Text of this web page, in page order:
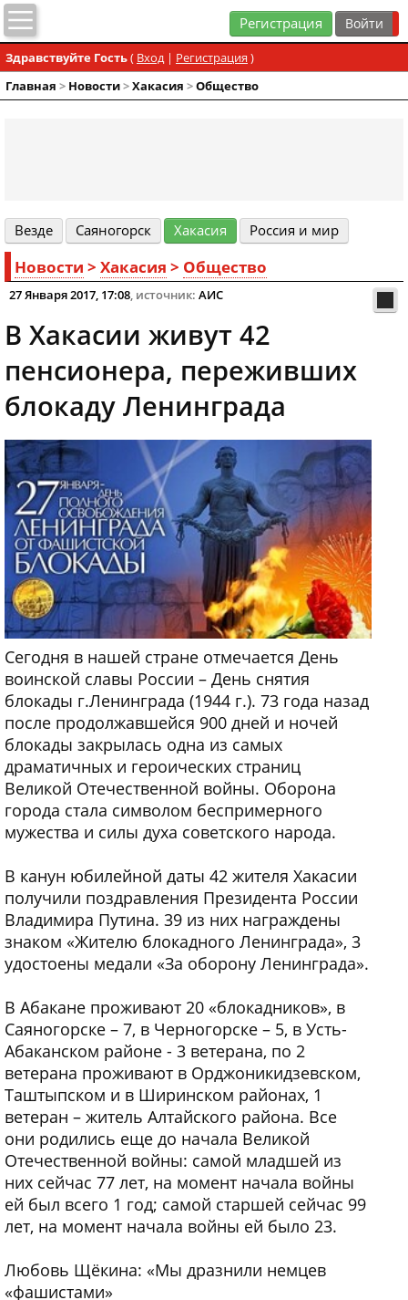
Регистрация
Здравствуйте Гость( Вход| Регистрация )
Главная > Новости>Хакасия >Общество
Везде Cаяногорск Хакасия Россия и мир
Новости > Хакасия > Общество
27 Января 2017, 17:08, источник: АИС
В Хакасии живут 42
пенсионера, переживших
блокаду Ленинграда
Сегодня в нашей стране отмечается День
воинской славы России – День снятия
блокады г.Ленинграда (1944 г.). 73 года назад
после продолжавшейся 900 дней и ночей
блокады закрылась одна из самых
драматичных и героических страниц
Великой Отечественной войны. Оборона
города стала символом беспримерного
мужества и силы духа советского народа.
В канун юбилейной даты 42 жителя Хакасии
получили поздравления Президента России
Владимира Путина. 39 из них награждены
знаком «Жителю блокадного Ленинграда», 3
удостоены медали «За оборону Ленинграда».
В Абакане проживают 20 «блокадников», в
Саяногорске – 7, в Черногорске – 5, в Усть-
Абаканском районе - 3 ветерана, по 2
ветерана проживают в Орджоникидзевском,
Таштыпском и в Ширинском районах, 1
ветеран – житель Алтайского района. Все
они родились еще до начала Великой
Отечественной войны: самой младшей из
них сейчас 77 лет, на момент начала войны
ей был всего 1 год; самой старшей сейчас 99
лет, на момент начала войны ей было 23.
Любовь Щёкина: «Мы дразнили немцев
«фашистами»